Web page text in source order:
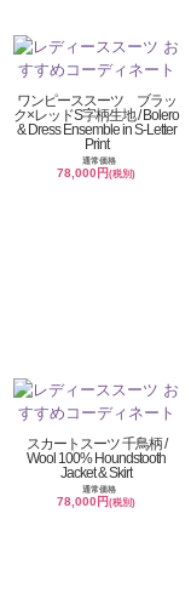
ワンピーススーツ ブラッ
ク×レッドS字柄生地 / Bolero
& Dress Ensemble in S-Letter
Print
通常価格
78,000円(税別)
スカートスーツ 千鳥柄 /
Wool 100% Houndstooth
Jacket & Skirt
通常価格
78,000円(税別)